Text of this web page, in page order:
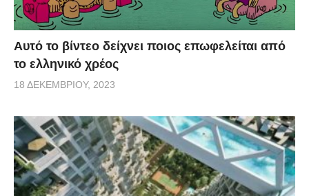
Αυτό το βίντεο δείχνει ποιος επωφελείται από
το ελληνικό χρέος
18 ΔΕΚΕΜΒΡΊΟΥ, 2023